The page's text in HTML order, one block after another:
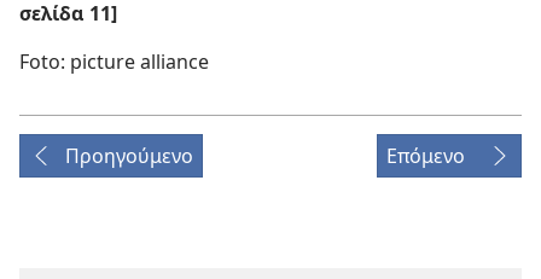
σελίδα 11]
Foto: picture alliance
Προηγούμενο Επόμενο